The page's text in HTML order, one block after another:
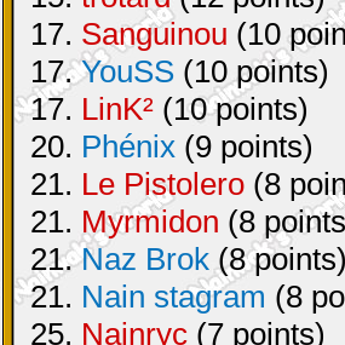
17. Sanguinou (10
17.YouSS (10 points)
17. LinK² (10 points)
20. Phénix (9 points)
21. Le Pistolero (8
21. Myrmidon (8
21.Naz Brok (8 points)
21. Nain stagram (8
25. Nainryc (7 points)